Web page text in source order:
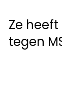
Ze
tegen